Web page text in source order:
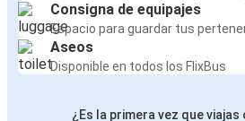
Consigna de equipajes
Espacio para guardar tus
Aseos
Disponible en todos los FlixBus
¿Es la primera vez que